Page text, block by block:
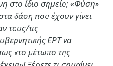
στο ίδιο σημείο; «Φύση»
δάση που έχουν γίνει
τους/τις
ΕΡΤ να
«το μέτωπο της